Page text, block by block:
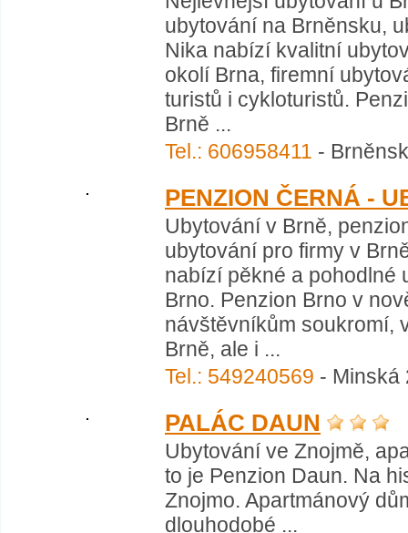
ubytování na Brněnsku,
Nika nabízí kvalitní
okolí Brna, firemní
turistů i cykloturistů.
Brně ...
Tel.: 606958411 -
PENZION ČERNÁ -
Ubytování v Brně,
ubytování pro firmy v
nabízí pěkné a pohodlné
Brno. Penzion Brno v
návštěvníkům soukromí,
Brně, ale i ...
Tel.: 549240569 - Minská
PALÁC DAUN
Ubytování ve Znojmě,
to je Penzion Daun. Na
Znojmo. Apartmánový
dlouhodobé ...